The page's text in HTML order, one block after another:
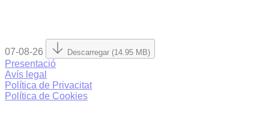
07-08-26 Descarregar (14.95 MB)
Presentació
Avís legal
Política de Privacitat
Política de Cookies